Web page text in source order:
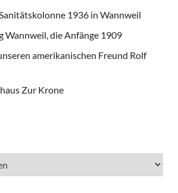
1936 in Wannweil
Wannweil, die Anfänge 1909
amerikanischen Freund Rolf
Zur Krone